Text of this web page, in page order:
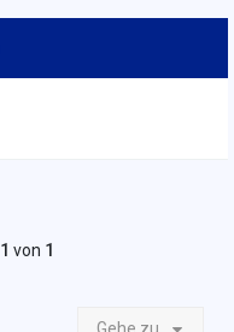
1 von 1